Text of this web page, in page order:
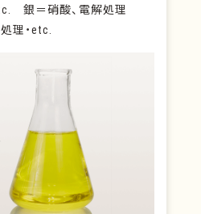
銀＝硝酸、電解処理
理・etc.